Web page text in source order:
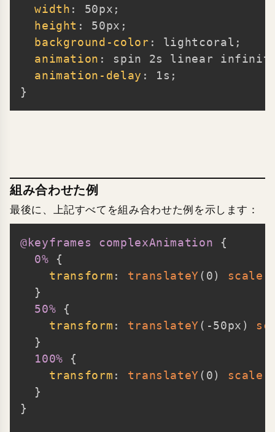
width : 50px ;
height : 50px ;
background-color : lightcoral ;
animation :
spin 2s linear
animation-delay : 1s ;
}
組み合わせた例
最後に、上記すべてを組み合わせた例を示します：
@keyframes complexAnimation
{
0%
{
transform : translateY( 0) scale
}
50%
{
transform : translateY( -50px )
}
100%
{
transform : translateY( 0) scale
}
}